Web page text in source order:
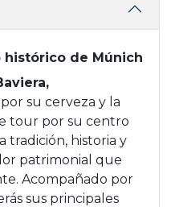
histórico de Múnich
su cerveza y la
tour por su centro
tradición, historia y
patrimonial que
Acompañado por
sus principales